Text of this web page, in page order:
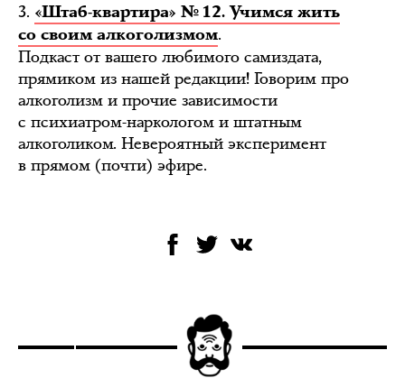
3. «Штаб-квартира» № 12. Учимся жить
со своим алкоголизмом.
Подкаст от вашего любимого самиздата,
прямиком из нашей редакции! Говорим про
алкоголизм и прочие зависимости
с психиатром-наркологом и штатным
алкоголиком. Невероятный эксперимент
в прямом (почти) эфире.